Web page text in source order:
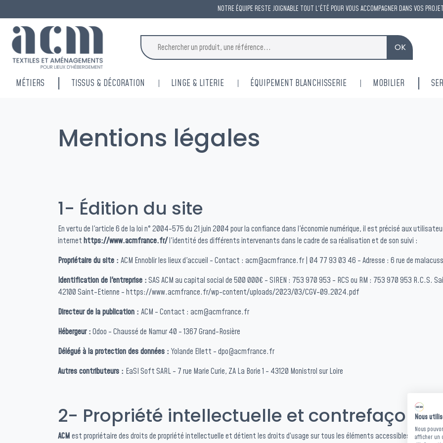
NOTRE ÉQUIPE RESTE JOIGNABLE TOUT L'ÉTÉ POUR VOUS ACCOMPAGNER DANS VOS
OK
MÉTIERS TISSUS & DÉCORATION LINGE & LITERIE ÉQUIPEMENT BLANCHISSERIE MOBILIER
Mentions légales
1- Édition du site
En vertu del'article 6 de la loi n° 2004-575 du 21 juin 2004pour la confiance dans l'économie numérique, il est précisé aux
internethttps://www.acmfrance.fr/l'identité des différents intervenants dans le cadre de sa réalisation et de son suivi :
Propriétaire du site : ACM Ennoblir les lieux d'accueil - Contact : acm@acmfrance.fr | 04 77 93 03 46 - Adresse : 6 rue de
Identification de l'entreprise :SAS ACM au capital social de 500 000€ - SIREN : 753 970 953 - RCS ou RM : 753 970 953 R.C.S.
42100 Saint-Etienne - https://www.acmfrance.fr/wp-content/uploads/2023/03/CGV-09.2024.pdf
Directeur de la publication : ACM - Contact : acm@acmfrance.fr
Hébergeur :Odoo - Chaussé de Namur 40 - 1367 Grand-Rosière
Délégué à la protection des données : Yolande Ellett - dpo@acmfrance.fr
Autres contributeurs : EaSI Soft SARL - 7 rue Marie Curie, ZA La Borie 1 - 43120 Monistrol sur Loire
2- Propriété intellectuelle et contrefaçons
ACMest propriétaire des droits de propriété intellectuelle et détient les droits d’usage sur tous les éléments accessibles sur le
Nous
Nous
afficher un